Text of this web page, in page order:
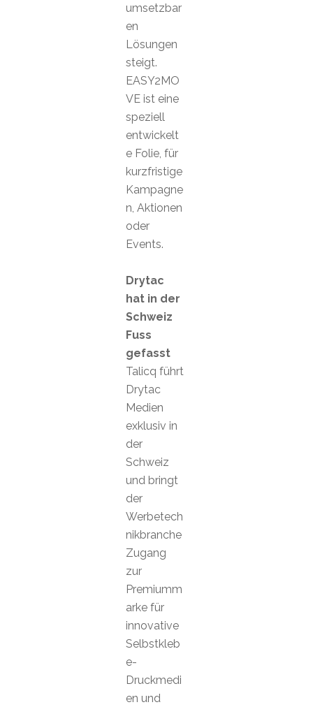
umsetzbar
en
Lösungen
steigt.
EASY2MO
VE ist eine
speziell
entwickelt
e Folie, für
kurzfristige
Kampagne
n, Aktionen
oder
Events.
Drytac
hat in der
Schweiz
Fuss
gefasst
Talicq führt
Drytac
Medien
exklusiv in
der
Schweiz
und bringt
der
Werbetech
nikbranche
Zugang
zur
Premiumm
arke für
innovative
Selbstkleb
e-
Druckmedi
en und